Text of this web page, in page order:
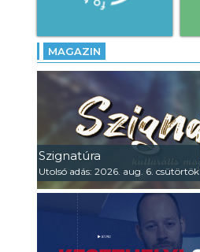
MAGAZIN
Szignatúra
Utolsó adás: 2026. aug. 6. csütörtök